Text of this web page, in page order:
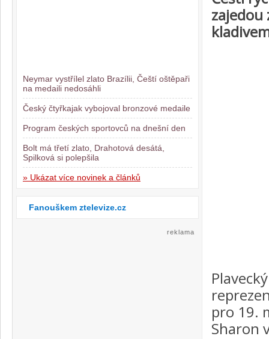
Neymar vystřílel zlato Brazílii, Čeští oštěpaři
na medaili nedosáhli
Český čtyřkajak vybojoval bronzové medaile
Program českých sportovců na dnešní den
Bolt má třetí zlato, Drahotová desátá,
Spilková si polepšila
» Ukázat více novinek a článků
Fanouškem ztelevize.cz
reklama
pro 19.
Sharon